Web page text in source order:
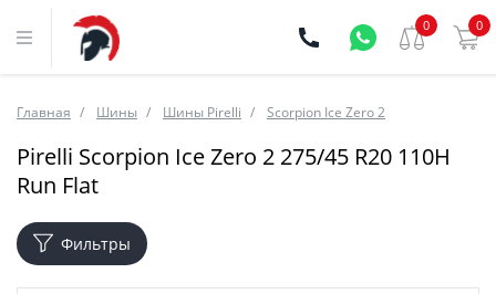
0 0
Главная Шины Шины Pirelli Scorpion Ice Zero 2
Pirelli Scorpion Ice Zero 2 275/45 R20 110H
Run Flat
Фильтры